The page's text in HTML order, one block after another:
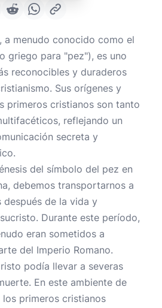
a menudo conocido como el
griego para "pez"), es uno
reconocibles y duraderos
Sus orígenes y
primeros cristianos son tanto
reflejando un
secreta y
del símbolo del pez en
debemos transportarnos a
después de la vida y
Durante este período,
eran sometidos a
del Imperio Romano.
podía llevar a severas
En este ambiente de
primeros cristianos